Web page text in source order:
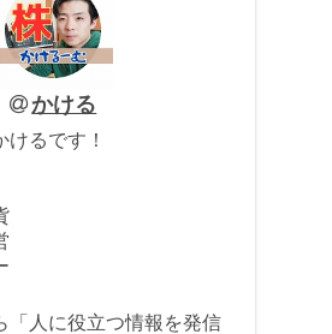
かける
けるです！
「人に役立つ情報を発信